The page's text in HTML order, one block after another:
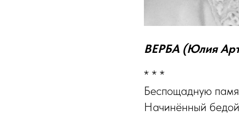
ВЕРБА (Юлия
* * *
Беспощадную
Начинённый